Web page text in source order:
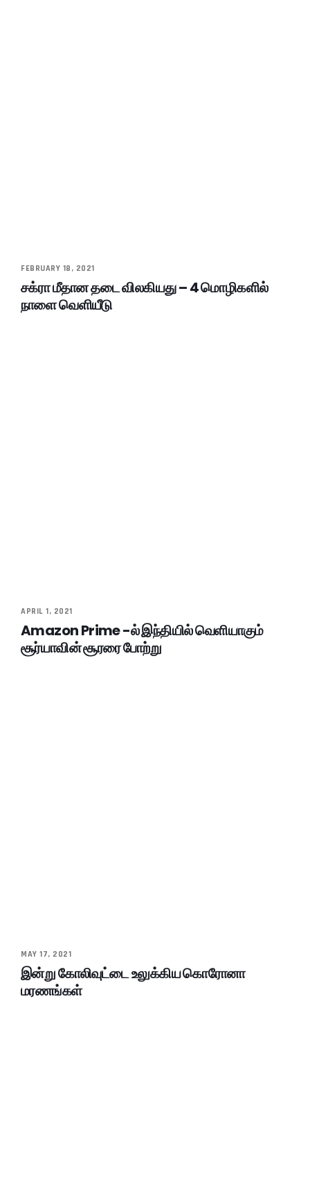
FEBRUARY 18, 2021
சக்ரா மீதான தடை விலகியது – 4 மொழிகளில்
நாளை வெளியீடு
APRIL 1, 2021
Amazon Prime -ல் இந்தியில் வெளியாகும்
சூர்யாவின் சூரரை போற்று
MAY 17, 2021
இன்று கோலிவுட்டை உலுக்கிய கொரோனா
மரணங்கள்